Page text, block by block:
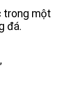
trong một
đá.